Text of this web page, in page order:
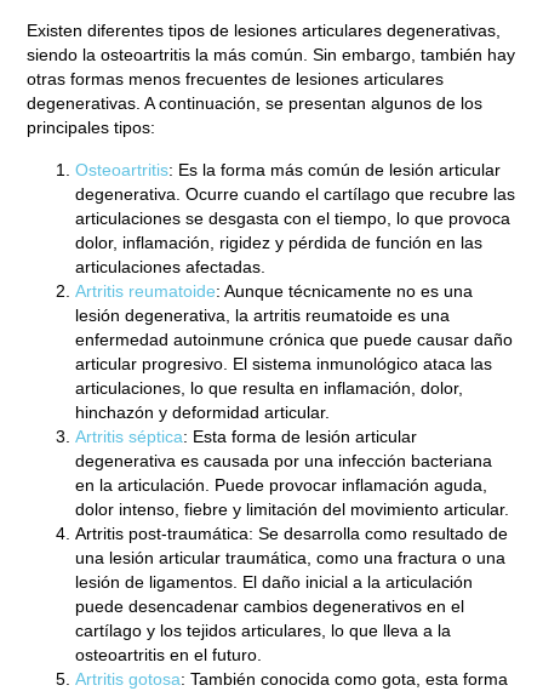
Existen diferentes tipos de lesiones articulares degenerativas,
siendo la osteoartritis la más común. Sin embargo, también hay
otras formas menos frecuentes de lesiones articulares
degenerativas. A continuación, se presentan algunos de los
principales tipos:
Osteoartritis: Es la forma más común de lesión articular
degenerativa. Ocurre cuando el cartílago que recubre las
articulaciones se desgasta con el tiempo, lo que provoca
dolor, inflamación, rigidez y pérdida de función en las
articulaciones afectadas.
Artritis reumatoide: Aunque técnicamente no es una
lesión degenerativa, la artritis reumatoide es una
enfermedad autoinmune crónica que puede causar daño
articular progresivo. El sistema inmunológico ataca las
articulaciones, lo que resulta en inflamación, dolor,
hinchazón y deformidad articular.
Artritis séptica: Esta forma de lesión articular
degenerativa es causada por una infección bacteriana
en la articulación. Puede provocar inflamación aguda,
dolor intenso, fiebre y limitación del movimiento articular.
Artritis post-traumática: Se desarrolla como resultado de
una lesión articular traumática, como una fractura o una
lesión de ligamentos. El daño inicial a la articulación
puede desencadenar cambios degenerativos en el
cartílago y los tejidos articulares, lo que lleva a la
osteoartritis en el futuro.
Artritis gotosa: También conocida como gota, esta forma